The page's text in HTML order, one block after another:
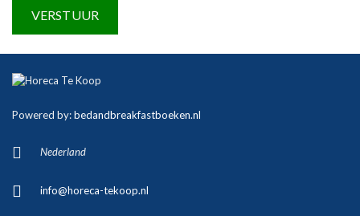
Powered by:bedandbreakfastboeken.nl
Nederland
info@horeca-tekoop.nl